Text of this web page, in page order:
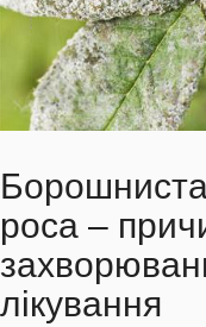
роса –
лікування